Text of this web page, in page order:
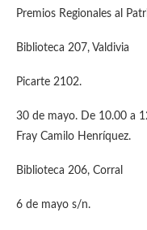
Premios Regionales al
Biblioteca 207, Valdivia
Picarte 2102.
30 de mayo. De 10.00 a
Fray Camilo Henríquez.
Biblioteca 206, Corral
6 de mayo s/n.